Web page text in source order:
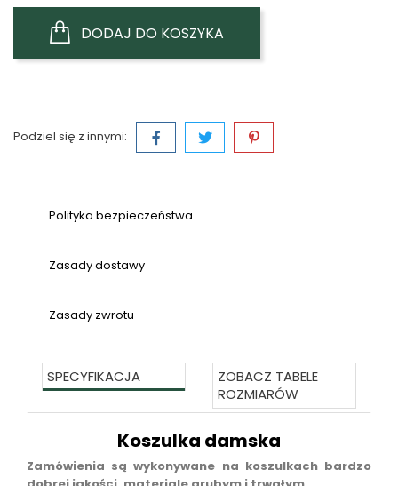
DODAJ DO KOSZYKA
Podziel się z innymi:
Polityka bezpieczeństwa
Zasady dostawy
Zasady zwrotu
SPECYFIKACJA
ZOBACZ TABELE
ROZMIARÓW
Koszulka damska
Zamówienia są wykonywane na koszulkach bardzo